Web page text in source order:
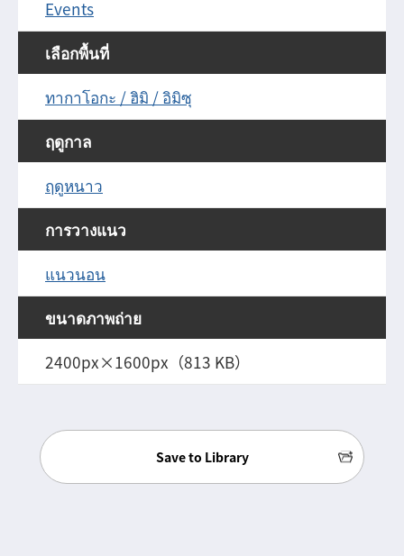
Events
เลือกพื้นที่
ทากาโอกะ / ฮิมิ / อิมิซุ
ฤดูกาล
ฤดูหนาว
การวางแนว
แนวนอน
ขนาดภาพถ่าย
2400px×1600px（813 KB）
Save to Library